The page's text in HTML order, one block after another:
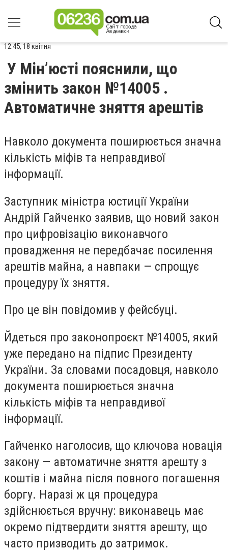
12:45, 18 квітня
У Мінʼюсті пояснили, що
змінить закон №14005 .
Автоматичне зняття арештів
Навколо документа поширюється значна
кількість міфів та неправдивої
інформації.
Заступник міністра юстиції України
Андрій Гайченко заявив, що новий закон
про цифровізацію виконавчого
провадження не передбачає посилення
арештів майна, а навпаки — спрощує
процедуру їх зняття.
Про це він повідомив у фейсбуці.
Йдеться про законопроєкт №14005, який
уже передано на підпис Президенту
України. За словами посадовця, навколо
документа поширюється значна
кількість міфів та неправдивої
інформації.
Гайченко наголосив, що ключова новація
закону — автоматичне зняття арешту з
коштів і майна після повного погашення
боргу. Наразі ж ця процедура
здійснюється вручну: виконавець має
окремо підтвердити зняття арешту, що
часто призводить до затримок.